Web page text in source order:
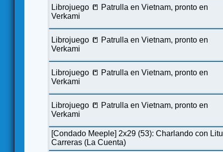
Librojuego 📒 Patrulla en Vietnam, pronto en
Verkami
Librojuego 📒 Patrulla en Vietnam, pronto en
Verkami
Librojuego 📒 Patrulla en Vietnam, pronto en
Verkami
Librojuego 📒 Patrulla en Vietnam, pronto en
Verkami
[Condado Meeple] 2x29 (53): Charlando con
Carreras (La Cuenta)